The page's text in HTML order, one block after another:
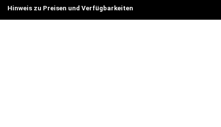
Hinweis zu Preisen und Verfügbarkeiten